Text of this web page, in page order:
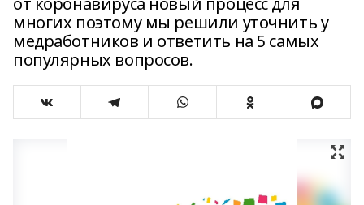
многих поэтому мы решили уточнить у
медработников и ответить на 5 самых
популярных вопросов.